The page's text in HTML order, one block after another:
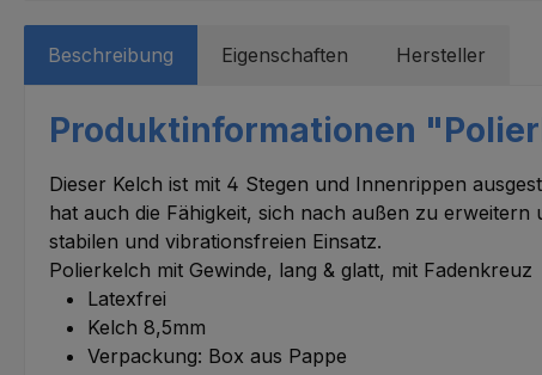
Beschreibung Eigenschaften Hersteller
Produktinformationen
Dieser Kelch ist mit 4 Stegen und Innenrippen
hat auch die Fähigkeit, sich nach außen zu
stabilen und vibrationsfreien Einsatz.
Polierkelch mit Gewinde, lang & glatt, mit Fadenkreuz
Latexfrei
Kelch 8,5mm
Verpackung: Box aus Pappe